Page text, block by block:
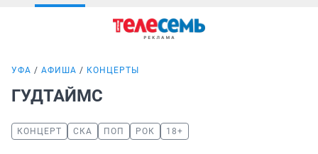
УФА АФИША КОНЦЕРТЫ
ГУДТАЙМС
КОНЦЕРТ СКА ПОП РОК 18+